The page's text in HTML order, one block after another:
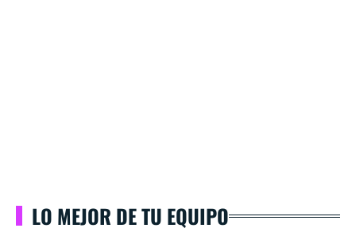
LO MEJOR DE TU EQUIPO